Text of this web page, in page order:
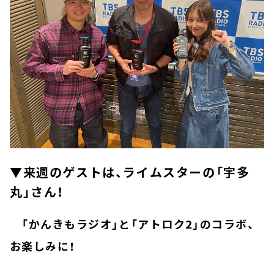
▼来週のゲストは、ライムスターの「宇多
丸」さん！
「かんきもラジオ」と「アトロク2」のコラボ、
お楽しみに！